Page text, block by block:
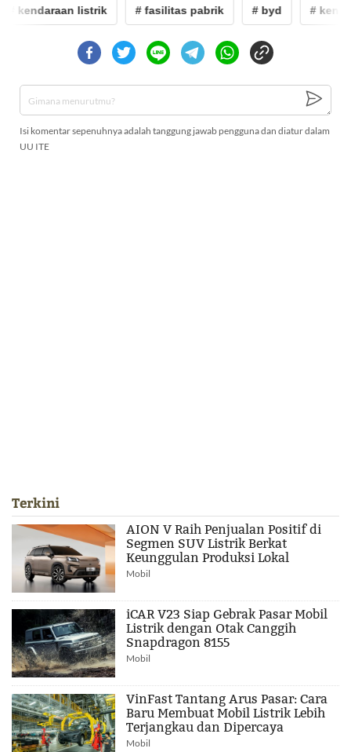
# kendaraan listrik # fasilitas pabrik # byd #
Isi komentar sepenuhnya adalah tanggung jawab pengguna dan diatur dalam
UU ITE
Terkini
AION V Raih Penjualan Positif di
Segmen SUV Listrik Berkat
Keunggulan Produksi Lokal
Mobil
iCAR V23 Siap Gebrak Pasar Mobil
Listrik dengan Otak Canggih
Snapdragon 8155
Mobil
VinFast Tantang Arus Pasar: Cara
Baru Membuat Mobil Listrik Lebih
Terjangkau dan Dipercaya
Mobil